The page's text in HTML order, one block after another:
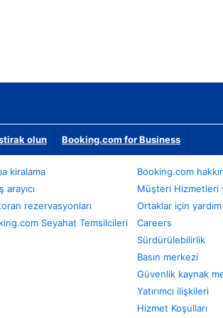
olun Booking.com for Business
kiralama
arayıcı
rezervasyonları
Seyahat Temsilcileri
Booking.com
Müşteri Hizmetleri
Ortaklar için yardım
Careers
Sürdürülebilirlik
Basın merkezi
Güvenlik kaynak
Yatırımcı ilişkileri
Hizmet Koşulları